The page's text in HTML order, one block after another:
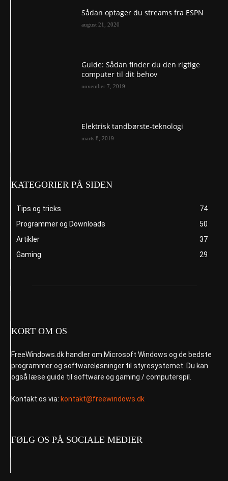
Sådan optager du streams fra ESPN
august 21, 2020
Guide: Sådan finder du den rigtige
computer til dit behov
november 7, 2019
Elektrisk tandbørste-teknologi
marts 8, 2019
KATEGORIER PÅ SIDEN
Tips og tricks
74
Programmer og Downloads
50
Artikler
37
Gaming
29
KORT OM OS
FreeWindows.dk handler om Microsoft Windows og de bedste
programmer og softwareløsninger til styresystemet. Du kan
også læse guide til software og gaming / computerspil.
Kontakt os via: kontakt@freewindows.dk
FØLG OS PÅ SOCIALE MEDIER